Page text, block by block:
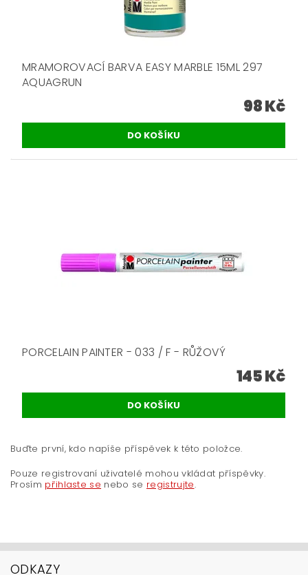
MRAMOROVACÍ BARVA EASY MARBLE 15ML 297
AQUAGRUN
98 Kč
PORCELAIN PAINTER - 033 / F - RŮŽOVÝ
145 Kč
Buďte první, kdo napíše příspěvek k této položce.
Pouze registrovaní uživatelé mohou vkládat příspěvky.
Prosím přihlaste se nebo se registrujte.
ODKAZY